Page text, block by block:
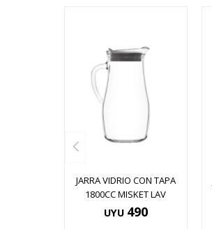
JARRA VIDRIO CON TAPA
1800CC MISKET LAV
UYU 490